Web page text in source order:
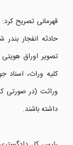
قهرمانی تصریح
حادثه انفجار
تصویر اوراق
کلیه وراث،
وراثت (در صورتی
داشته باشند.